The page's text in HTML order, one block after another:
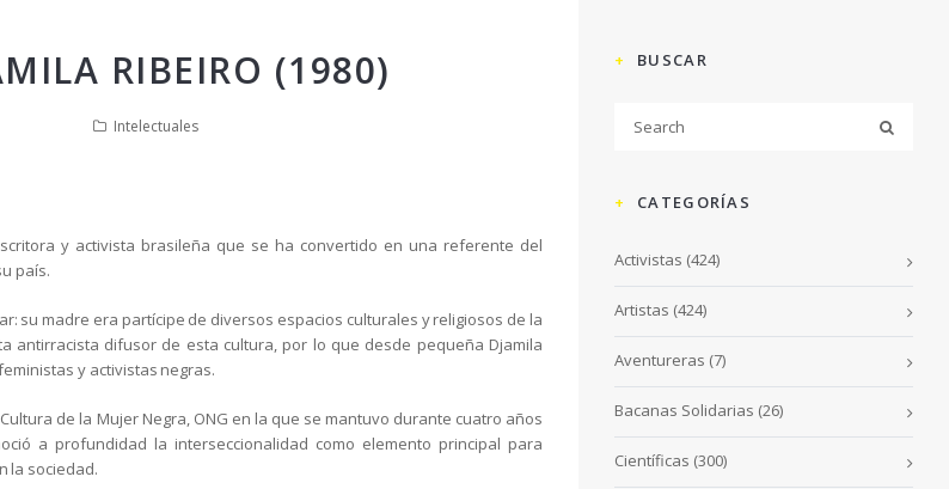
RIBEIRO (1980)
Intelectuales
y activista brasileña que se ha convertido en una referente del
país.
su madre era partícipe de diversos espacios culturales y religiosos de la
antirracista difusor de esta cultura, por lo que desde pequeña Djamila
y activistas negras.
de la Mujer Negra, ONG en la que se mantuvo durante cuatro años
a profundidad la interseccionalidad como elemento principal para
la sociedad.
BUSCAR
CATEGORÍAS
Activistas (424)
Artistas (424)
Aventureras (7)
Bacanas Solidarias (26)
Científicas (300)